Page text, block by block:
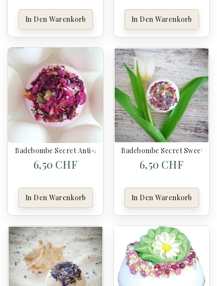
In Den Warenkorb In Den Warenkorb
Badebombe Secret Anti-Angst 120 G
6,50 CHF
In Den Warenkorb
Badebombe Secret Sweet
6,50 CHF
In Den Warenkorb